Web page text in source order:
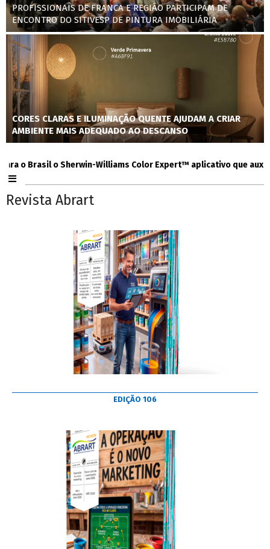
PROFISSIONAIS DE FRANCA E REGIÃO PARTICIPAM DE
ENCONTRO DO SITIVESP DE PINTURA IMOBILIÁRIA
CORES CLARAS E ILUMINAÇÃO QUENTE AJUDAM A CRIAR
AMBIENTE MAIS ADEQUADO AO DESCANSO
o Sherwin-Williams Color Expert™ aplicativo que auxilia
Revista Abrart
EDIÇÃO 106